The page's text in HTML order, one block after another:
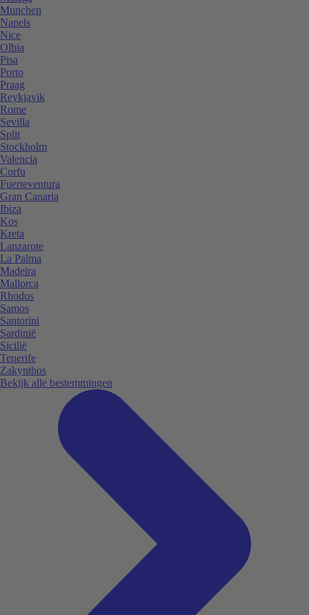
Munchen
Napels
Nice
Olbia
Pisa
Porto
Praag
Reykjavik
Rome
Sevilla
Split
Stockholm
Valencia
Corfu
Fuerteventura
Gran Canaria
Ibiza
Kos
Kreta
Lanzarote
La Palma
Madeira
Mallorca
Rhodos
Samos
Santorini
Sardinië
Sicilië
Tenerife
Zakynthos
Bekijk alle bestemmingen